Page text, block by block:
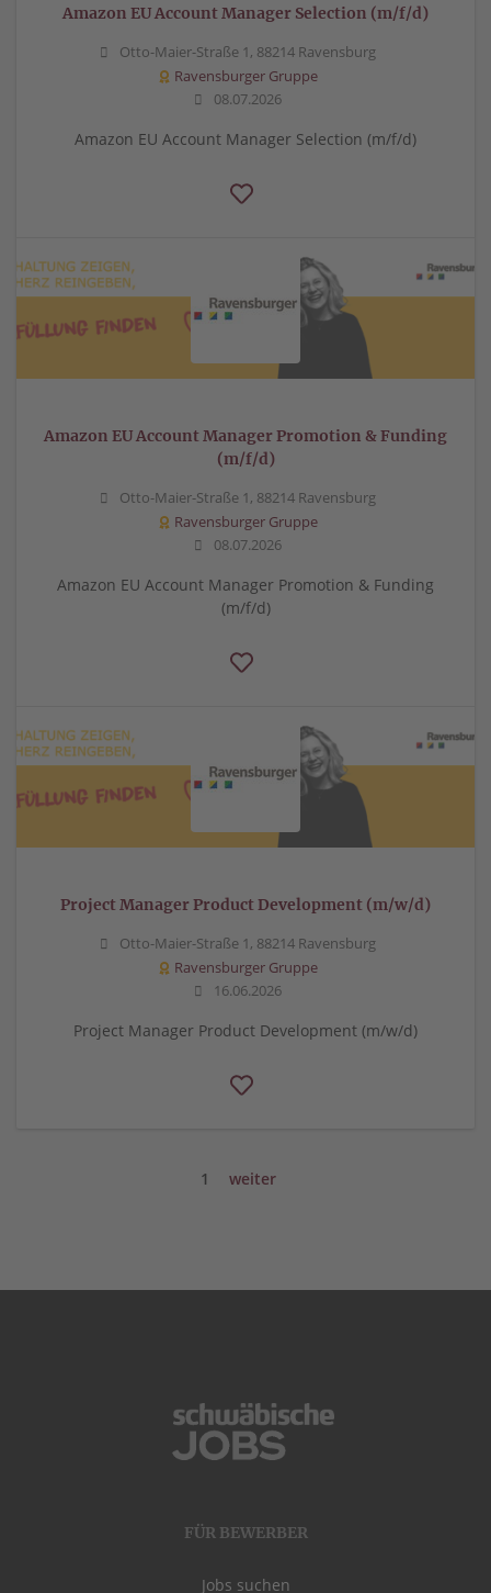
Amazon EU Account Manager Selection (m/f/d)
Otto-Maier-Straße 1, 88214 Ravensburg
Ravensburger Gruppe
08.07.2026
Amazon EU Account Manager Selection (m/f/d)
Amazon EU Account Manager Promotion & Funding
(m/f/d)
Otto-Maier-Straße 1, 88214 Ravensburg
Ravensburger Gruppe
08.07.2026
Amazon EU Account Manager Promotion & Funding
(m/f/d)
Project Manager Product Development (m/w/d)
Otto-Maier-Straße 1, 88214 Ravensburg
Ravensburger Gruppe
16.06.2026
Project Manager Product Development (m/w/d)
1 weiter
FÜR BEWERBER
Jobs suchen